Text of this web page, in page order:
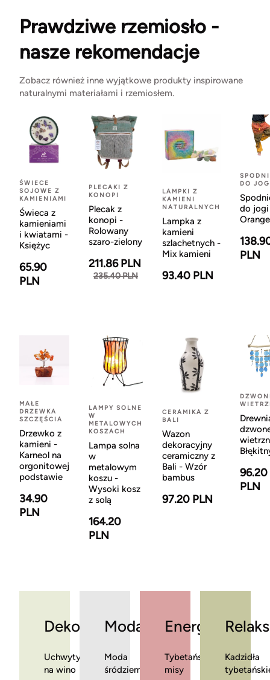
Prawdziwe rzemiosło -
nasze rekomendacje
Zobacz również inne wyjątkowe produkty inspirowane
naturalnymi materiałami i rzemiosłem.
ŚWIECE
SOJOWE Z
KAMIENIAMI
Świeca z
kamieniami
i kwiatami -
Księżyc
65.90
PLN
PLECAKI Z
KONOPI
Plecak z
konopi -
Rolowany
szaro-zielony
211.86 PLN
235.40 PLN
LAMPKI Z
KAMIENI
NATURALNYCH
Lampka z
kamieni
szlachetnych -
Mix kamieni
93.40 PLN
DO
do
Orange
PLN
MAŁE
DRZEWKA
SZCZĘŚCIA
Drzewko z
kamieni -
Karneol na
orgonitowej
podstawie
34.90
PLN
LAMPY SOLNE
W
METALOWYCH
KOSZACH
Lampa solna
w
metalowym
koszu -
Wysoki kosz
z solą
164.20
PLN
CERAMIKA Z
BALI
Wazon
dekoracyjny
ceramiczny z
Bali - Wzór
bambus
97.20 PLN
96.20
PLN
Dekoracje
Uchwyty
na wino
Moda
Moda
śródziemnomorska
Energia
Tybetańskie
misy
Relaks
Kadzidła